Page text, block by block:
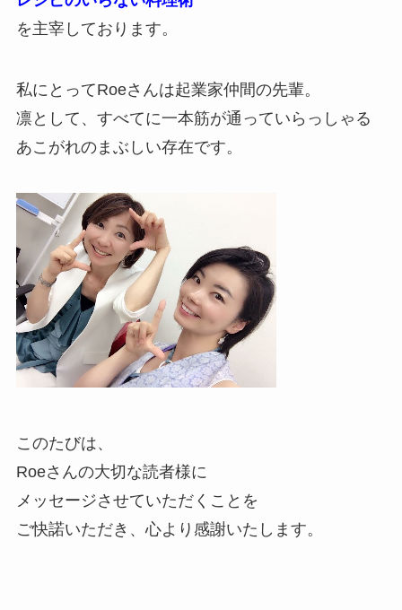
を主宰しております。
私にとってRoeさんは起業家仲間の先輩。
凛として、すべてに一本筋が通っていらっしゃる
あこがれのまぶしい存在です。
このたびは、
Roeさんの大切な読者様に
メッセージさせていただくことを
ご快諾いただき、心より感謝いたします。